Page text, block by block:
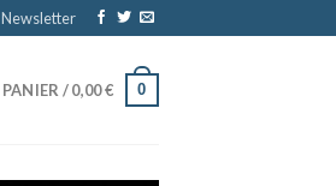
Newsletter
PANIER /0,00€ 0